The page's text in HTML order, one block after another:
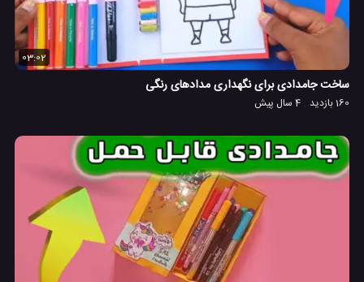
03:02
ساخت جامدادی برای نگهداری مدادهای رنگی
160 بازدید 4 سال پیش